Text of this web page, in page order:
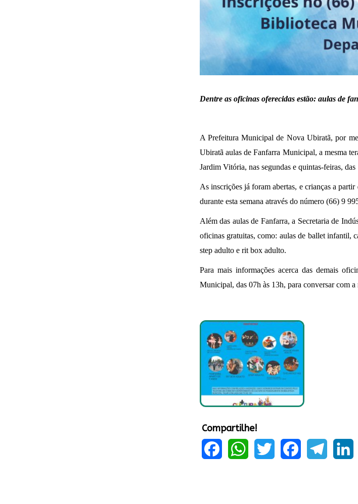
Dentre as oficinas oferecidas estão: aulas de
A Prefeitura Municipal de Nova Ubiratã, por
Ubiratã aulas de Fanfarra Municipal, a mesma
Jardim Vitória, nas segundas e quintas-feiras,
As inscrições já foram abertas, e crianças a
durante esta semana através do número (66) 9
Além das aulas de Fanfarra, a Secretaria de
oficinas gratuitas, como: aulas de ballet infantil,
step adulto e rit box adulto.
Para mais informações acerca das demais
Municipal, das 07h às 13h, para conversar com
Compartilhe!